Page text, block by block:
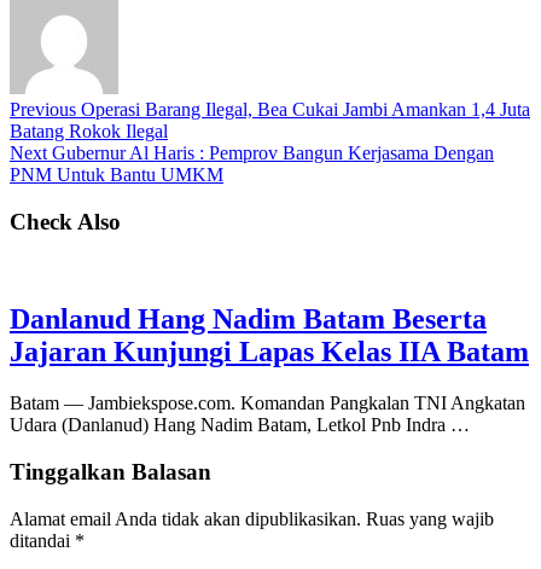
Previous Operasi Barang Ilegal, Bea Cukai Jambi Amankan 1,4 Juta
Batang Rokok Ilegal
Next Gubernur Al Haris : Pemprov Bangun Kerjasama Dengan
PNM Untuk Bantu UMKM
Check Also
Danlanud Hang Nadim Batam Beserta
Jajaran Kunjungi Lapas Kelas IIA Batam
Batam — Jambiekspose.com. Komandan Pangkalan TNI Angkatan
Udara (Danlanud) Hang Nadim Batam, Letkol Pnb Indra …
Tinggalkan Balasan
Alamat email Anda tidak akan dipublikasikan. Ruas yang wajib
ditandai *